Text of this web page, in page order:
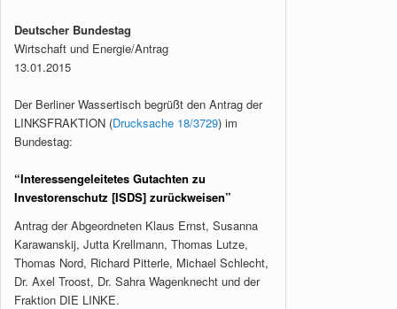
Deutscher Bundestag
Wirtschaft und Energie/Antrag
13.01.2015
Der Berliner Wassertisch begrüßt den Antrag der
LINKSFRAKTION (Drucksache 18/3729) im
Bundestag:
“Interessengeleitetes Gutachten zu
Investorenschutz [ISDS] zurückweisen”
Antrag der Abgeordneten Klaus Ernst, Susanna
Karawanskij, Jutta Krellmann, Thomas Lutze,
Thomas Nord, Richard Pitterle, Michael Schlecht,
Dr. Axel Troost, Dr. Sahra Wagenknecht und der
Fraktion DIE LINKE.